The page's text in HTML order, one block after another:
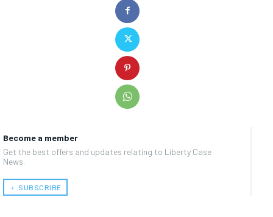
Become a member
Get the best offers and updates relating to Liberty Case
News.
﹢ SUBSCRIBE